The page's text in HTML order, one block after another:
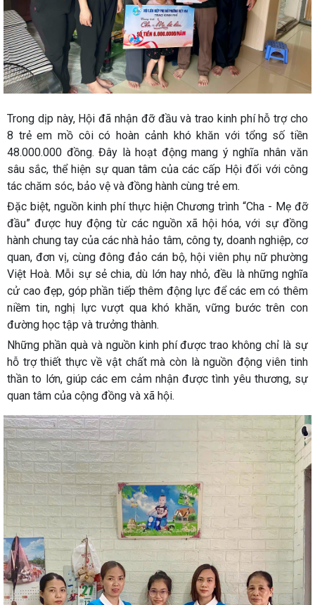
Trong dịp này, Hội đã nhận đỡ đầu và trao kinh phí hỗ trợ cho
8 trẻ em mồ côi có hoàn cảnh khó khăn với tổng số tiền
48.000.000 đồng. Đây là hoạt động mang ý nghĩa nhân văn
sâu sắc, thể hiện sự quan tâm của các cấp Hội đối với công
tác chăm sóc, bảo vệ và đồng hành cùng trẻ em.
Đặc biệt, nguồn kinh phí thực hiện Chương trình “Cha - Mẹ đỡ
đầu” được huy động từ các nguồn xã hội hóa, với sự đồng
hành chung tay của các nhà hảo tâm, công ty, doanh nghiệp, cơ
quan, đơn vị, cùng đông đảo cán bộ, hội viên phụ nữ phường
Việt Hoà. Mỗi sự sẻ chia, dù lớn hay nhỏ, đều là những nghĩa
cử cao đẹp, góp phần tiếp thêm động lực để các em có thêm
niềm tin, nghị lực vượt qua khó khăn, vững bước trên con
đường học tập và trưởng thành.
Những phần quà và nguồn kinh phí được trao không chỉ là sự
hỗ trợ thiết thực về vật chất mà còn là nguồn động viên tinh
thần to lớn, giúp các em cảm nhận được tình yêu thương, sự
quan tâm của cộng đồng và xã hội.